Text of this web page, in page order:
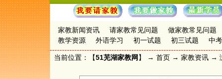
家教新闻资讯 请家教常见问题
做家教常见问题
教学资源
外语学习 初一试题 初三试题 中
当前位置：【51芜湖家教网 】 → 首页 → 家教资讯 →